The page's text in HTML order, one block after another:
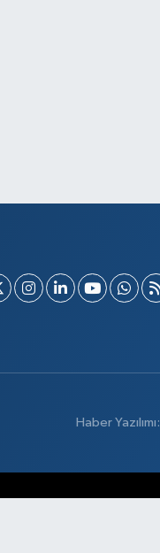
Haber Yazılımı: